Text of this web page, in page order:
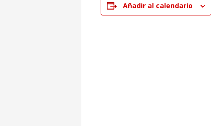
Añadir al calendario